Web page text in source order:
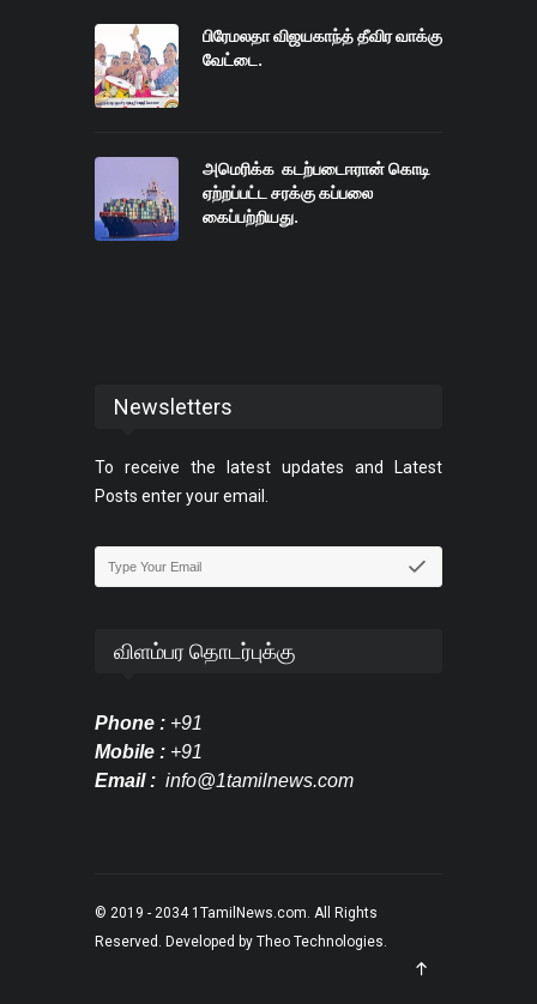
பிரேமலதா விஜயகாந்த் தீவிர வாக்கு
வேட்டை.
அமெரிக்க கடற்படைஈரான் கொடி
ஏற்றப்பட்ட சரக்கு கப்பலை
கைப்பற்றியது.
Newsletters
To receive the latest updates and Latest
Posts enter your email.
விளம்பர தொடர்புக்கு
Phone : +91
Mobile : +91
Email : info@1tamilnews.com
© 2019 - 2034 1TamilNews.com. All Rights
Reserved. Developed by Theo Technologies.